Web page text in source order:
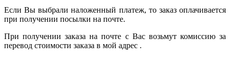
Если Вы выбрали наложенный платеж, то заказ оплачивается
при получении посылки на почте.
При получении заказа на почте с Вас возьмут комиссию за
перевод стоимости заказа в мой адрес .